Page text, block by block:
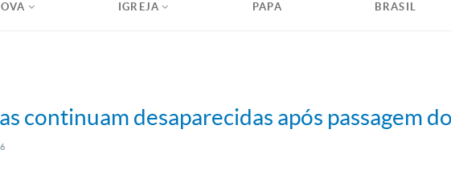
IGREJA PAPA BRASIL
continuam desaparecidas após passagem